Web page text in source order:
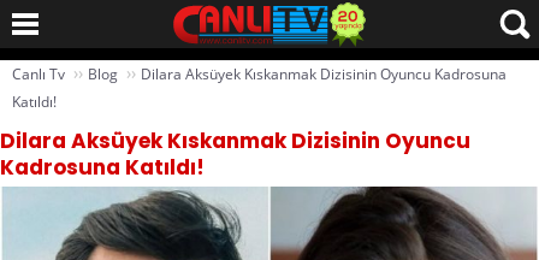
Canlı Tv ›› Blog ›› Dilara Aksüyek Kıskanmak Dizisinin Oyuncu Kadrosuna
Katıldı!
Dilara Aksüyek Kıskanmak Dizisinin Oyuncu
Kadrosuna Katıldı!